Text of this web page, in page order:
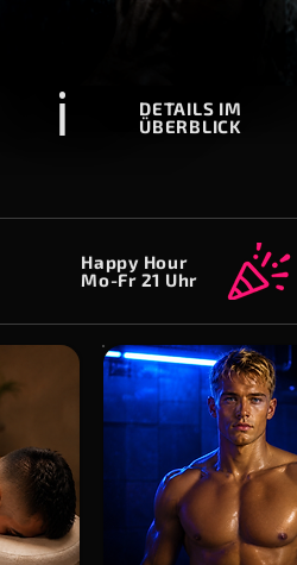
ℹ️
DETAILS IM
ÜBERBLICK
Happy Hour
Mo-Fr 21 Uhr